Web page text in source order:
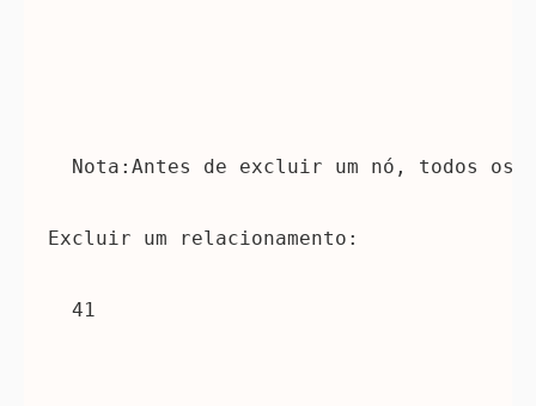
Nota:Antes de excluir um nó, todos
Excluir um relacionamento:
41